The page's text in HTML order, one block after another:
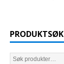
PRODUKTSØK